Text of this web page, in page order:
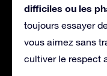
difficiles ou les
toujours essayer
vous aimez sans
cultiver le respect